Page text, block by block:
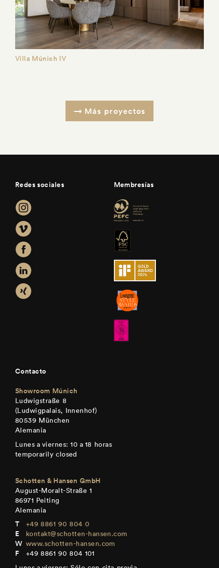
Villa Múnich IV
Más proyectos
Redes sociales Membresías
Contacto
Showroom Múnich
Ludwigstraße 8
(Ludwigpalais, Innenhof)
80539 München
Alemania
Lunes a viernes: 10 a 18 horas
temporarily closed
Schotten & Hansen GmbH
August-Moralt-Straße 1
86971 Peiting
Alemania
+49 8861 90 804 0
kontakt@schotten-hansen.com
www.schotten-hansen.com
+49 8861 90 804 101